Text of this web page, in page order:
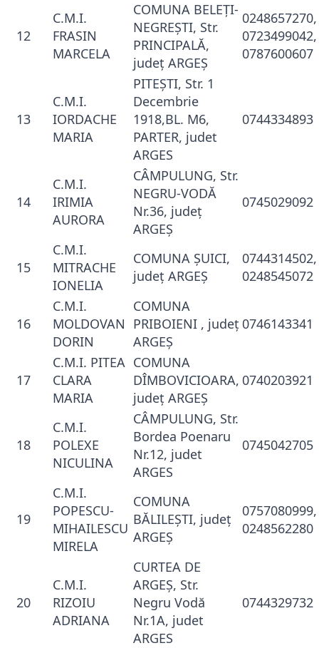
12
C.M.I.
FRASIN
MARCELA
COMUNA BELEŢI-
NEGREŞTI, Str.
PRINCIPALĂ,
judeţ ARGEŞ
0248657270,
0723499042,
0787600607
13
C.M.I.
IORDACHE
MARIA
PITEŞTI, Str. 1
Decembrie
1918,BL. M6,
PARTER, judet
ARGES
0744334893
14
C.M.I.
IRIMIA
AURORA
CÂMPULUNG, Str.
NEGRU-VODĂ
Nr.36, judeţ
ARGEŞ
0745029092
15
C.M.I.
MITRACHE
IONELIA
COMUNA ŞUICI,
judeţ ARGEŞ
0744314502,
0248545072
16
C.M.I.
MOLDOVAN
DORIN
COMUNA
PRIBOIENI , judeţ
ARGEŞ
0746143341
17
C.M.I. PITEA
CLARA
MARIA
COMUNA
DÎMBOVICIOARA,
judeţ ARGEŞ
0740203921
18
C.M.I.
POLEXE
NICULINA
CÂMPULUNG, Str.
Bordea Poenaru
Nr.12, judet
ARGES
0745042705
19
C.M.I.
POPESCU-
MIHAILESCU
MIRELA
COMUNA
BĂLILEŞTI, judeţ
ARGEŞ
0757080999,
0248562280
20
C.M.I.
RIZOIU
ADRIANA
CURTEA DE
ARGEŞ, Str.
Negru Vodă
Nr.1A, judet
ARGES
0744329732